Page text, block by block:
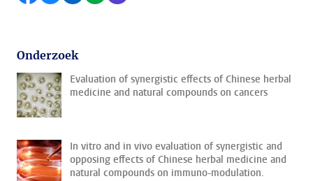
Onderzoek
Evaluation of synergistic effects of Chinese herbal
medicine and natural compounds on cancers
In vitro and in vivo evaluation of synergistic and
opposing effects of Chinese herbal medicine and
natural compounds on immuno-modulation.